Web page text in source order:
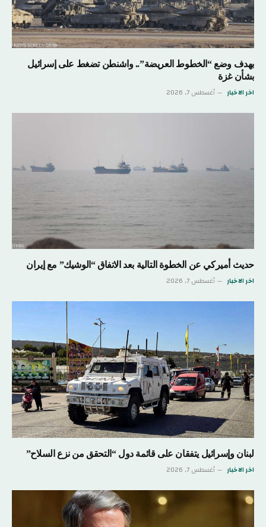
بهدف وضع “الخطوط العريضة”.. واشنطن تضغط على إسرائيل
بشأن غزة
اخر الاخبار أغسطس 7, 2026
حديث أميركي عن الخطوة التالية بعد الاتفاق “الوشيك” مع إيران
اخر الاخبار أغسطس 7, 2026
لبنان وإسرائيل يتفقان على قائمة دول “التحقق من نزع السلاح”
اخر الاخبار أغسطس 7, 2026